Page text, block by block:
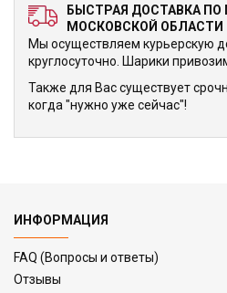
БЫСТРАЯ ДОСТАВКА ПО
МОСКОВСКОЙ ОБЛАСТИ
Мы осуществляем курьерскую
круглосуточно. Шарики
Также для Вас существует
когда "нужно уже сейчас"!
ИНФОРМАЦИЯ
FAQ (Вопросы и ответы)
Отзывы